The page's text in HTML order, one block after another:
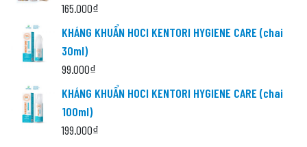
165.000₫
KHÁNG KHUẨN HOCl KENTORI HYGIENE CARE (chai
30ml)
99.000₫
KHÁNG KHUẨN HOCl KENTORI HYGIENE CARE (chai
100ml)
199.000₫